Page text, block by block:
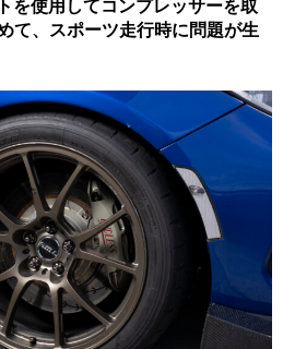
を使用してコンプレッサーを取
て、スポーツ走行時に問題が生